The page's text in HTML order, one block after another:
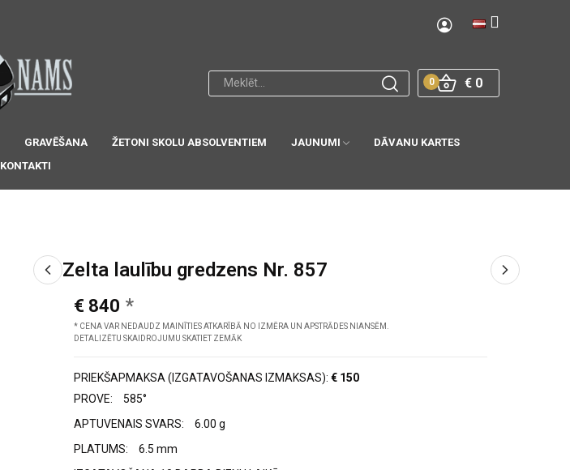
€ 0
0
GRAVĒŠANA ŽETONI SKOLU ABSOLVENTIEM JAUNUMI
DĀVANU KARTES
KONTAKTI
Zelta laulību gredzens Nr. 857
€ 840
* CENA VAR NEDAUDZ MAINĪTIES ATKARĪBĀ NO IZMĒRA UN APSTRĀDES NIANSĒM.
DETALIZĒTU SKAIDROJUMU SKATIET ZEMĀK
PRIEKŠAPMAKSA (IZGATAVOŠANAS IZMAKSAS): € 150
PROVE:
585°
APTUVENAIS SVARS:
6.00 g
PLATUMS:
6.5 mm